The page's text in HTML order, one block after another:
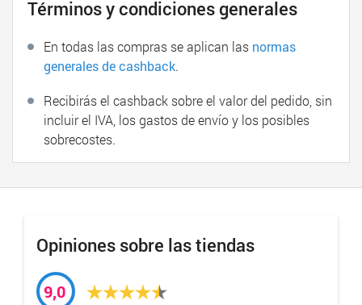
Términos y condiciones generales
En todas las compras se aplican las normas
generales de cashback.
Recibirás el cashback sobre el valor del pedido, sin
incluir el IVA, los gastos de envío y los posibles
sobrecostes.
Opiniones sobre las tiendas
9,0